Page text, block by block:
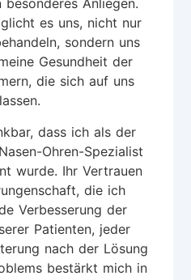
besonderes Anliegen.
es uns, nicht nur
sondern uns
Gesundheit der
die sich auf uns
dass ich als der
Ohren-Spezialist
wurde. Ihr Vertrauen
die ich
Verbesserung der
Patienten, jeder
nach der Lösung
bestärkt mich in